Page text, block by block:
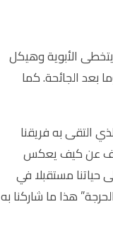
الأبوية وهيكل
بعد الجائحة. كما
التقى به فريقنا
يوسف عن كيف يعكس
حياتنا مستقبلا في
هذا ما شاركنا به